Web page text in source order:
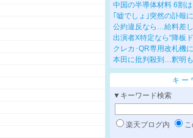
中国の半導体材料 6割
｢嘘でしょ｣突然の訃報
公約違反なら…給料差し
出演者X特定なら“降板
クレカ･QR専用改札機
本田に批判殺到…釈明
キー
▼キーワード検索
楽天ブログ内